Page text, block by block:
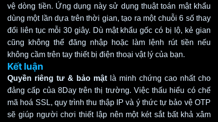
vệ dòng tiền. Ứng dụng này sử dụng thuật toán mật khẩu
dùng một lần dựa trên thời gian, tạo ra một chuỗi 6 số thay
đổi liên tục mỗi 30 giây. Dù mật khẩu gốc có bị lộ, kẻ gian
cũng không thể đăng nhập hoặc làm lệnh rút tiền nếu
không cầm trên tay thiết bị điện thoại vật lý của bạn.
Kết luận
Quyền riêng tư & bảo mật là minh chứng cao nhất cho
đảng cấp của 8Day trên thị trường. Việc thấu hiểu có chế
mã hoá SSL, quy trình thu thập IP và ý thức tự bảo vệ OTP
sẽ giúp người chơi thiết lập nên một két sắt bất khả xâm